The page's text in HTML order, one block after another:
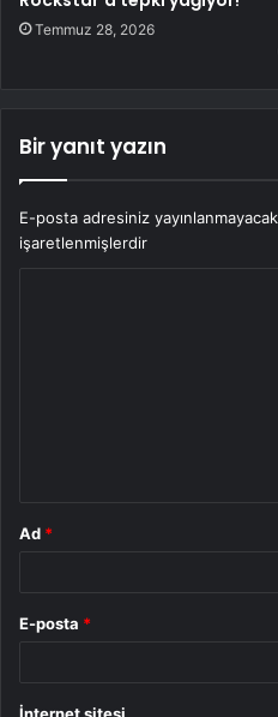
Temmuz 28, 2026
Bir yanıt yazın
E-posta adresiniz
işaretlenmişlerdir
Ad *
E-posta *